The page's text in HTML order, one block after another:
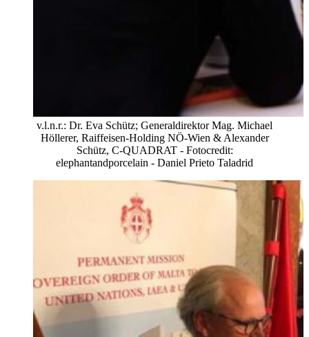
v.l.n.r.: Dr. Eva Schütz; Generaldirektor Mag. Michael
Höllerer, Raiffeisen-Holding NÖ-Wien & Alexander
Schütz, C-QUADRAT - Fotocredit:
elephantandporcelain - Daniel Prieto Taladrid